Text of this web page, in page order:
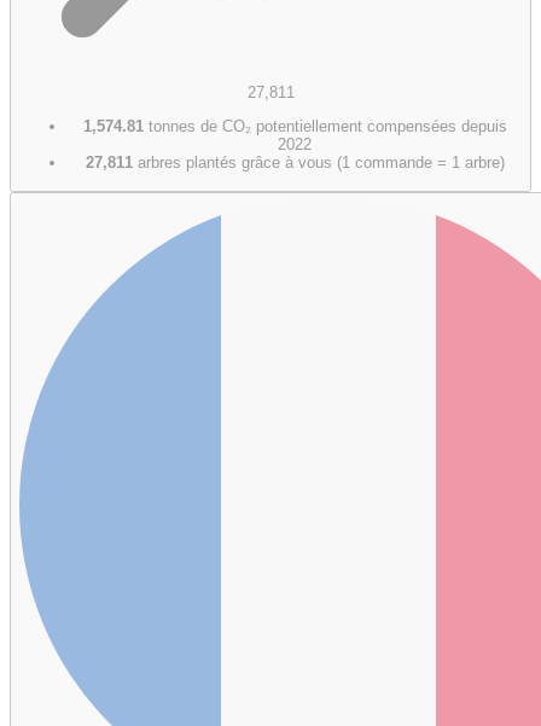
27,811
1,574.81tonnes de CO₂ potentiellement compensées depuis
2022
27,811 arbres plantés grâce à vous (1 commande = 1 arbre)